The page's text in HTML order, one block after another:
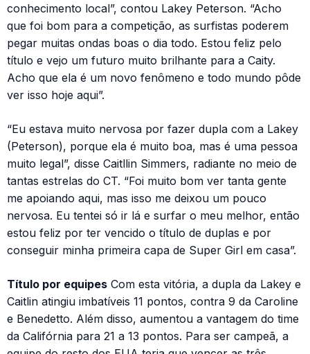
conhecimento local”, contou Lakey Peterson. “Acho
que foi bom para a competição, as surfistas poderem
pegar muitas ondas boas o dia todo. Estou feliz pelo
título e vejo um futuro muito brilhante para a Caity.
Acho que ela é um novo fenômeno e todo mundo pôde
ver isso hoje aqui”.
“Eu estava muito nervosa por fazer dupla com a Lakey
(Peterson), porque ela é muito boa, mas é uma pessoa
muito legal”, disse Caitllin Simmers, radiante no meio de
tantas estrelas do CT. “Foi muito bom ver tanta gente
me apoiando aqui, mas isso me deixou um pouco
nervosa. Eu tentei só ir lá e surfar o meu melhor, então
estou feliz por ter vencido o título de duplas e por
conseguir minha primeira capa de Super Girl em casa”.
Título por equipes Com esta vitória, a dupla da Lakey e
Caitlin atingiu imbatíveis 11 pontos, contra 9 da Caroline
e Benedetto. Além disso, aumentou a vantagem do time
da Califórnia para 21 a 13 pontos. Para ser campeã, a